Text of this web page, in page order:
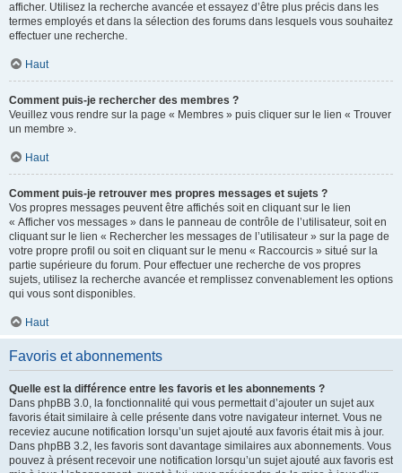
afficher. Utilisez la recherche avancée et essayez d’être plus précis dans les
termes employés et dans la sélection des forums dans lesquels vous souhaitez
effectuer une recherche.
Haut
Comment puis-je rechercher des membres ?
Veuillez vous rendre sur la page « Membres » puis cliquer sur le lien « Trouver
un membre ».
Haut
Comment puis-je retrouver mes propres messages et sujets ?
Vos propres messages peuvent être affichés soit en cliquant sur le lien
« Afficher vos messages » dans le panneau de contrôle de l’utilisateur, soit en
cliquant sur le lien « Rechercher les messages de l’utilisateur » sur la page de
votre propre profil ou soit en cliquant sur le menu « Raccourcis » situé sur la
partie supérieure du forum. Pour effectuer une recherche de vos propres
sujets, utilisez la recherche avancée et remplissez convenablement les options
qui vous sont disponibles.
Haut
Favoris et abonnements
Quelle est la différence entre les favoris et les abonnements ?
Dans phpBB 3.0, la fonctionnalité qui vous permettait d’ajouter un sujet aux
favoris était similaire à celle présente dans votre navigateur internet. Vous ne
receviez aucune notification lorsqu’un sujet ajouté aux favoris était mis à jour.
Dans phpBB 3.2, les favoris sont davantage similaires aux abonnements. Vous
pouvez à présent recevoir une notification lorsqu’un sujet ajouté aux favoris est